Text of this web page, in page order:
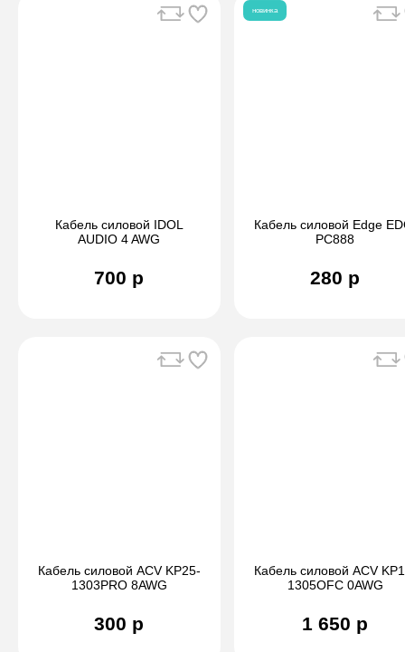
Кабель силовой IDOL
AUDIO 4 AWG
700 р
Кабель силовой Edge
PC888
280 р
новинка
Кабель силовой ACV KP25-
1303PRO 8AWG
300 р
Кабель силовой ACV
1305OFC 0AWG
1 650 р